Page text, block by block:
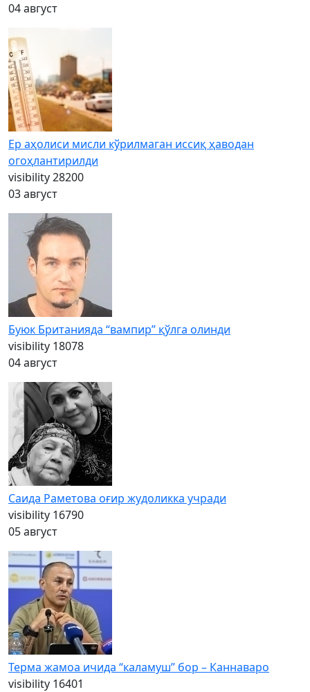
04 август
Ер аҳолиси мисли кўрилмаган иссиқ ҳаводан
огоҳлантирилди
visibility28200
03 август
Буюк Британияда “вампир” қўлга олинди
visibility 18078
04 август
Саида Раметова оғир жудоликка учради
visibility 16790
05 август
Терма жамоа ичида “каламуш” бор – Каннаваро
visibility 16401